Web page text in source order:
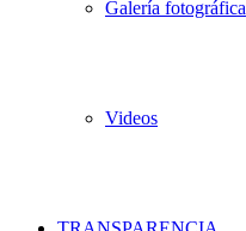
Galería fotográfica
Videos